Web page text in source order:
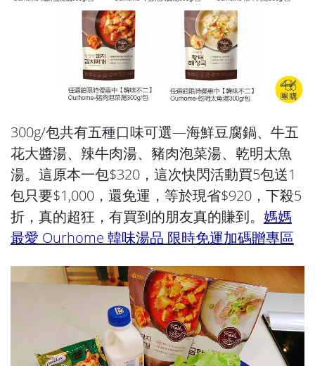
300g/包共有五種口味可選—海鮮豆腐鍋、牛五
花大醬湯、辣牛肉湯、豬肉泡菜湯、乾明太魚
湯。這原本一包$320，這次快閃活動買5包送1
包只要$1,000，還免運，等於現省$920，下殺5
折，真的超狂，有買到的朋友真的賺到。 媽媽
最愛 Ourhome 韓味湯品 限時免運加碼贈專區